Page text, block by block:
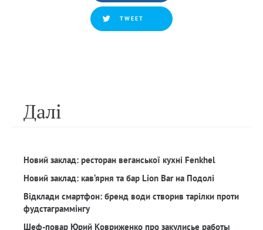
TWEET
Далi
Новий заклад: ресторан веганської кухні Fenkhel
Новий заклад: кав‘ярня та бар Lion Bar на Подолі
Відклади смартфон: бренд води створив тарілки проти
фудстаграммінгу
Шеф-повар Юрий Ковриженко про закулисье работы